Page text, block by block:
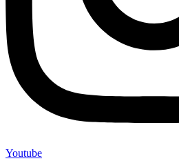
Youtube